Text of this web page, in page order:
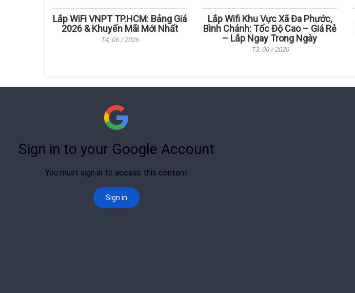
Lắp WiFi VNPT TP.HCM: Bảng Giá
2026 & Khuyến Mãi Mới Nhất
T4, 06 / 2026
Lắp Wifi Khu Vực Xã Đa Phước,
Bình Chánh: Tốc Độ Cao – Giá Rẻ
– Lắp Ngay Trong Ngày
T3, 06 / 2026